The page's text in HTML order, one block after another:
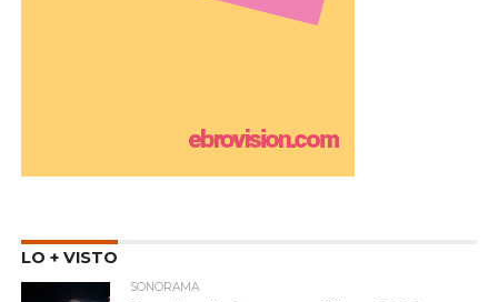
LO + VISTO
SONORAMA